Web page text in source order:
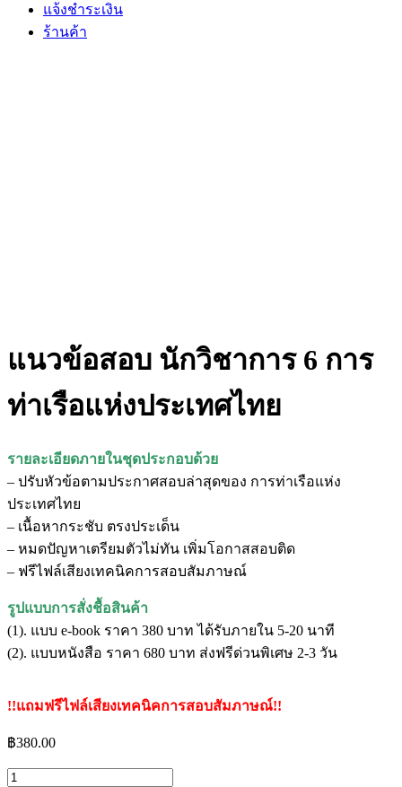
แจ้งชำระเงิน
ร้านค้า
แนวข้อสอบ นักวิชาการ 6 การ
ท่าเรือแห่งประเทศไทย
รายละเอียดภายในชุดประกอบด้วย
– ปรับหัวข้อตามประกาศสอบล่าสุดของ การท่าเรือแห่ง
ประเทศไทย
– เนื้อหากระชับ ตรงประเด็น
– หมดปัญหาเตรียมตัวไม่ทัน เพิ่มโอกาสสอบติด
– ฟรีไฟล์เสียงเทคนิคการสอบสัมภาษณ์
รูปแบบการสั่งชื้อสินค้า
(1). แบบ e-book ราคา 380 บาท ได้รับภายใน 5-20 นาที
(2). แบบหนังสือ ราคา 680 บาท ส่งฟรีด่วนพิเศษ 2-3 วัน
!!แถมฟรีไฟล์เสียงเทคนิคการสอบสัมภาษณ์!!
฿380.00
จำนวน